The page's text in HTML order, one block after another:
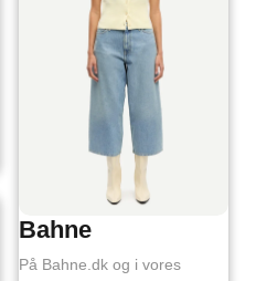
Bahne
På Bahne.dk og i vores